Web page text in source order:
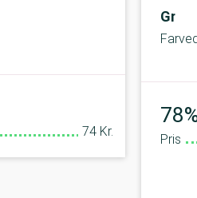
74 Kr.
Pris